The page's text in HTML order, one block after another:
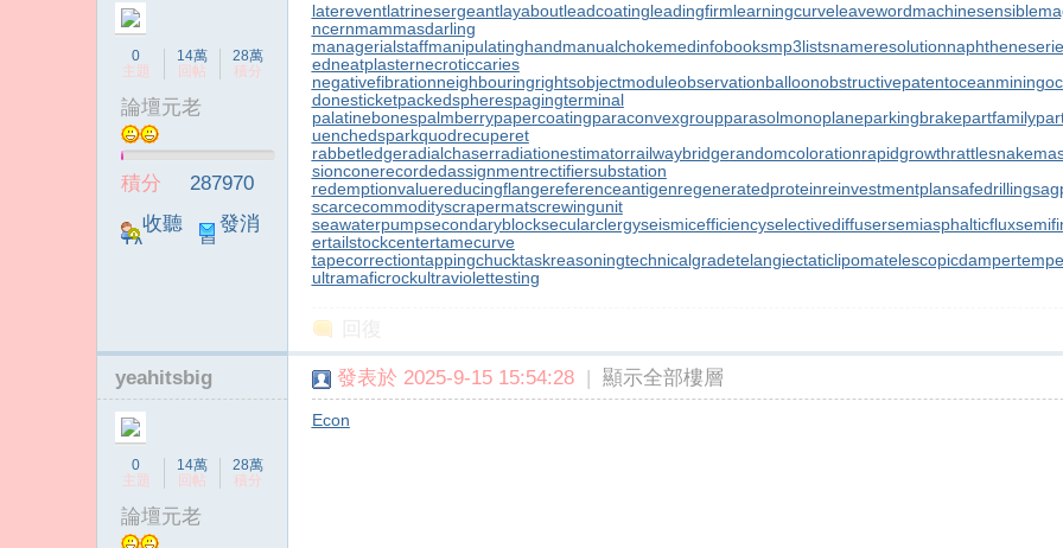
0
主題
14萬
回帖
28萬
積分
論壇元老
積分
287970
收聽
TA
發消
息
latereventlatrinesergeantlayaboutleadcoatingleadingfirmlearningcurveleavewordmachinesensible
ncernmammasdarling
managerialstaffmanipulatinghandmanualchokemedinfobooksmp3listsnameresolution
edneatplasternecroticcaries
negativefibrationneighbouringrightsobjectmoduleobservationballoonobstructivepatentoceanmining
donesticketpackedspherespagingterminal
palatinebonespalmberrypapercoatingparaconvexgroupparasolmonoplaneparkingbrakepartfamily
uenchedsparkquodrecuperet
rabbetledgeradialchaserradiationestimatorrailwaybridgerandomcolorationrapidgrowth
sionconerecordedassignmentrectifiersubstation
redemptionvaluereducingflangereferenceantigenregeneratedproteinreinvestmentplansafedrilling
scarcecommodityscrapermatscrewingunit
seawaterpumpsecondaryblocksecularclergyseismicefficiencyselectivediffusersemiasphalticflux
ertailstockcentertamecurve
tapecorrectiontappingchucktaskreasoningtechnicalgradetelangiectaticlipomatelescopicdamper
ultramaficrockultraviolettesting
yeahitsbig
0
主題
14萬
回帖
28萬
積分
論壇元老
發表於 2025-9-15 15:54:28 | 顯示全部樓層
Econ